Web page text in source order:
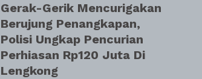
Gerak-Gerik Mencurigakan
Berujung Penangkapan,
Polisi Ungkap Pencurian
Perhiasan Rp120 Juta Di
Lengkong